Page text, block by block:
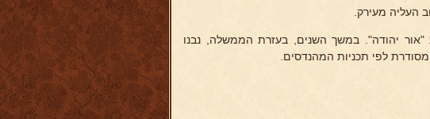
"אור יהודה". במשך השנים, בעזרת הממשלה, נבנו
מסודרת לפי תכניות המהנדסים.